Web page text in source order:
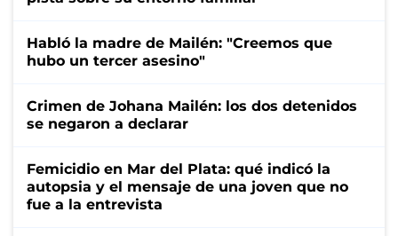
Habló la madre de Mailén: "Creemos que
hubo un tercer asesino"
Crimen de Johana Mailén: los dos detenidos
se negaron a declarar
Femicidio en Mar del Plata: qué indicó la
autopsia y el mensaje de una joven que no
fue a la entrevista